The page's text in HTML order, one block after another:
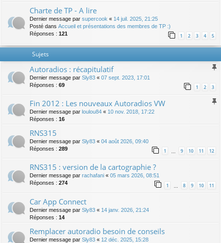
Charte de TP - A lire
Dernier message par supercook « 14 juil. 2025, 21:25
Posté dans Accueil et présentations des membres de TP :)
Réponses : 121 1 2 3 4 5
Sujets
Autoradios : récapitulatif
Dernier message par Sly83 « 07 sept. 2023, 17:01
Réponses : 69 1 2 3
Fin 2012 : Les nouveaux Autoradios VW
Dernier message par loulou84 « 10 nov. 2018, 17:22
Réponses : 16
RNS315
Dernier message par Sly83 « 04 août 2026, 09:40
Réponses : 289 1 … 9 10 11 12
RNS315 : version de la cartographie ?
Dernier message par rachafani « 05 mars 2026, 08:51
Réponses : 274 1 8 9 10 11
Car App Connect
Dernier message par Sly83 « 14 janv. 2026, 21:24
Réponses : 14
Remplacer autoradio besoin de conseils
Dernier message par Sly83 « 12 déc. 2025, 15:28